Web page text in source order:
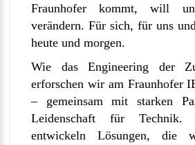
Fraunhofer kommt, will
verändern. Für sich, für uns
heute und morgen.
Wie das Engineering der
erforschen wir am Fraunhofer
– gemeinsam mit starken
Leidenschaft für Technik.
entwickeln Lösungen, die